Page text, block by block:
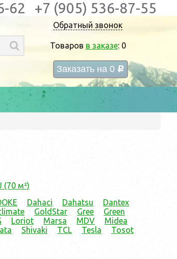
Обратный звонок
Товаров в заказе: 0
Заказать на 0 c
62 +7 (905) 536-87-55
(70 м²)
Dahaci Dahatsu
Dantex
GoldStar Gree
Green
Loriot Marsa MDV
Midea
Shivaki TCL Tesla
Tosot